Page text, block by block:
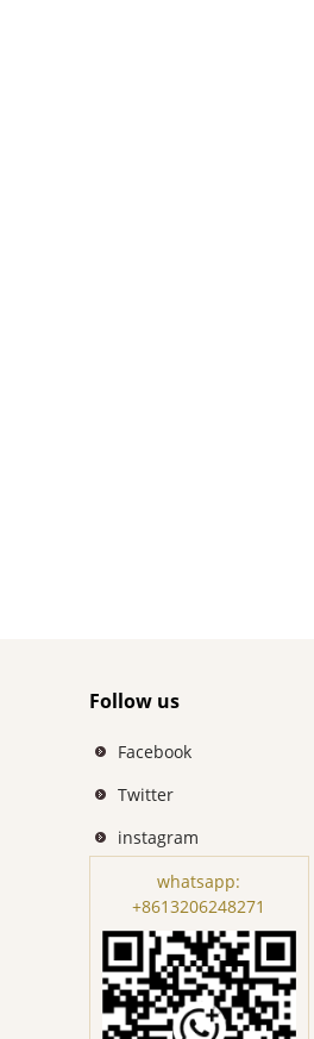
Follow us
Facebook
Twitter
instagram
whatsapp:
+8613206248271